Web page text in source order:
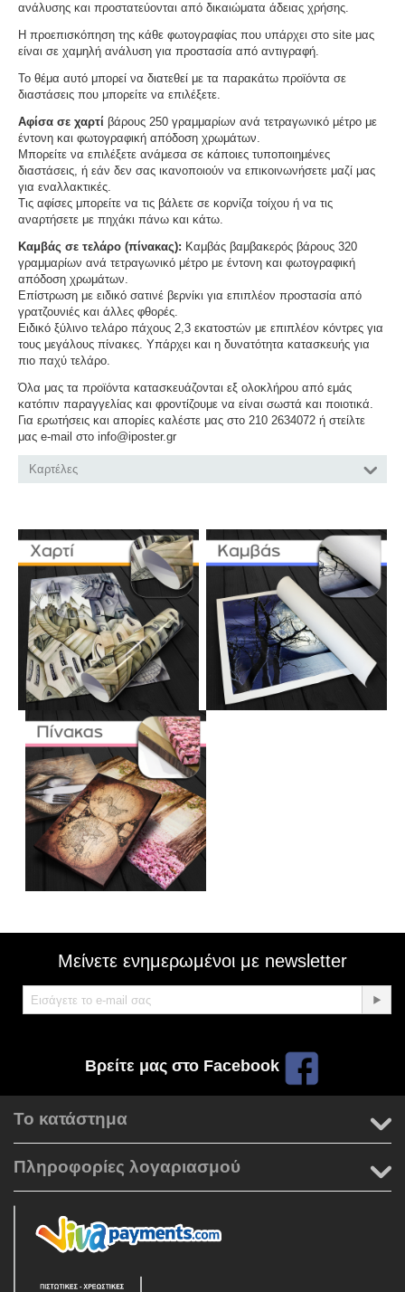
ανάλυσης και προστατεύονται από δικαιώματα άδειας χρήσης.
Η προεπισκόπηση της κάθε φωτογραφίας που υπάρχει στο site μας
είναι σε χαμηλή ανάλυση για προστασία από αντιγραφή.
Το θέμα αυτό μπορεί να διατεθεί με τα παρακάτω προϊόντα σε
διαστάσεις που μπορείτε να επιλέξετε.
Αφίσα σε χαρτί βάρους 250 γραμμαρίων ανά τετραγωνικό μέτρο με
έντονη και φωτογραφική απόδοση χρωμάτων.
Μπορείτε να επιλέξετε ανάμεσα σε κάποιες τυποποιημένες
διαστάσεις, ή εάν δεν σας ικανοποιούν να επικοινωνήσετε μαζί μας
για εναλλακτικές.
Τις αφίσες μπορείτε να τις βάλετε σε κορνίζα τοίχου ή να τις
αναρτήσετε με πηχάκι πάνω και κάτω.
Καμβάς σε τελάρο (πίνακας): Καμβάς βαμβακερός βάρους 320
γραμμαρίων ανά τετραγωνικό μέτρο με έντονη και φωτογραφική
απόδοση χρωμάτων.
Επίστρωση με ειδικό σατινέ βερνίκι για επιπλέον προστασία από
γρατζουνιές και άλλες φθορές.
Ειδικό ξύλινο τελάρο πάχους 2,3 εκατοστών με επιπλέον κόντρες για
τους μεγάλους πίνακες. Υπάρχει και η δυνατότητα κατασκευής για
πιο παχύ τελάρο.
Όλα μας τα προϊόντα κατασκευάζονται εξ ολοκλήρου από εμάς
κατόπιν παραγγελίας και φροντίζουμε να είναι σωστά και ποιοτικά.
Για ερωτήσεις και απορίες καλέστε μας στο 210 2634072 ή στείλτε
μας e-mail στο info@iposter.gr
Καρτέλες
Μείνετε ενημερωμένοι με newsletter
Βρείτε μας στο Facebook
Το κατάστημα
Πληροφορίες λογαριασμού